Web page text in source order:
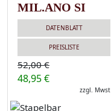
MIL.ANO SI
DATENBLATT
PREISLISTE
52,00 €
48,95 €
zzgl. Mwst